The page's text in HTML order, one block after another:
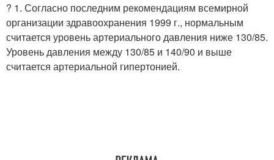
? 1. Согласно последним рекомендациям всемирной
организации здравоохранения 1999 г., нормальным
считается уровень артериального давления ниже 130/85.
Уровень давления между 130/85 и 140/90 и выше
считается артериальной гипертонией.